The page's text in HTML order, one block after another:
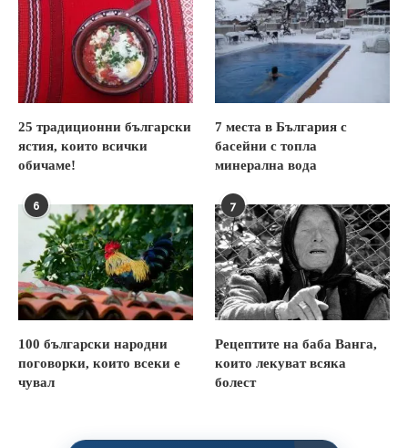
25 традиционни български
ястия, които всички
обичаме!
7 места в България с
басейни с топла
минерална вода
6
100 български народни
поговорки, които всеки е
чувал
7
Рецептите на баба Ванга,
които лекуват всяка
болест